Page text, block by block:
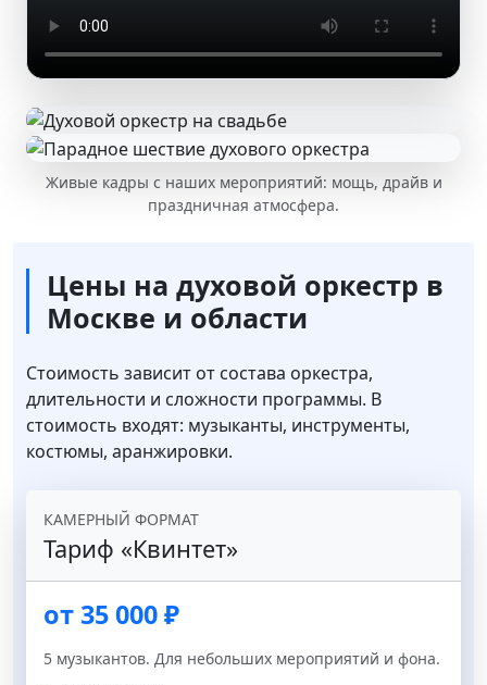
Живые кадры с наших мероприятий: мощь, драйв и
праздничная атмосфера.
Цены на духовой оркестр в
Москве и области
Стоимость зависит от состава оркестра,
длительности и сложности программы. В
стоимость входят: музыканты, инструменты,
костюмы, аранжировки.
КАМЕРНЫЙ ФОРМАТ
Тариф «Квинтет»
от 35 000 ₽
5 музыкантов. Для небольших мероприятий и фона.